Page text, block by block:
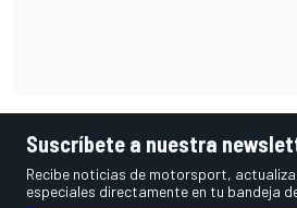
Suscríbete a nuestra
Recibe noticias de motorsport,
especiales directamente en tu bandeja